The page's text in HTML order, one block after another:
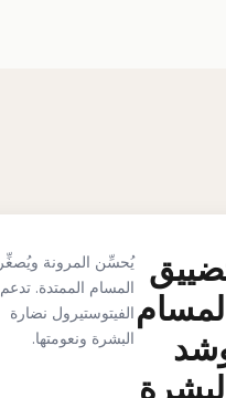
المسام
البشرة
يُحسِّن المرونة ويُصغِّر
المسام الممتدة. تدعم
الفيتوستيرول نضارة
البشرة ونعومتها.